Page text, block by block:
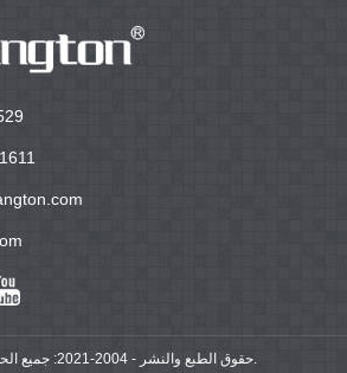
© حقوق الطبع والنشر - 2004-2021: جميع الحقوق محفوظة.